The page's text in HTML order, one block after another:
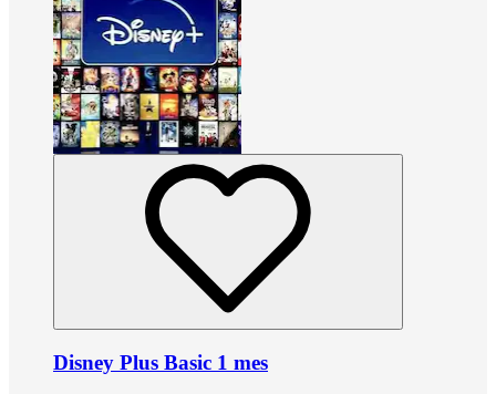
Disney Plus Basic 1 mes